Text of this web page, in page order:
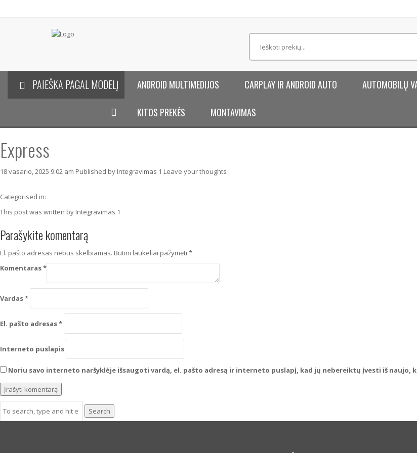
PAIEŠKA PAGAL MODELĮ ANDROID MULTIMEDIJOS CARPLAY IR ANDROID AUTO AUTOMOBILŲ
KITOS PREKĖS MONTAVIMAS
Express
18 vasario, 2025 9:02 am Published by Integravimas 1 Leave your thoughts
Categorised in:
This post was written by Integravimas 1
Parašykite komentarą
El. pašto adresas nebus skelbiamas. Būtini laukeliai pažymėti *
Komentaras*
Vardas*
El. pašto adresas*
Interneto puslapis
Noriu savo interneto naršyklėje išsaugoti vardą, el. pašto adresą ir interneto puslapį, kad jų nebereiktų įvesti iš naujo,
Search